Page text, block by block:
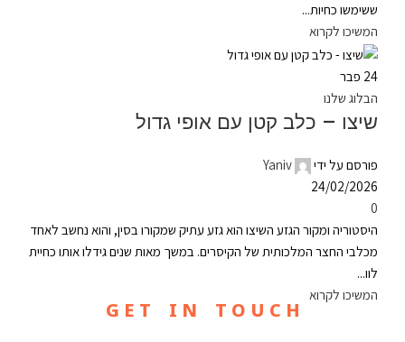
ששימשו כחיות...
המשיכו לקרוא
24 פבר
הבלוג שלנו
שיצו – כלב קטן עם אופי גדול
פורסם על ידי
Yaniv
24/02/2026
0
היסטוריה ומקור הגזע השיצו הוא גזע עתיק שמקורו בסין, והוא נחשב לאחד
מכלבי החצר המלכותית של הקיסרים. במשך מאות שנים גידלו אותו כחיית
לוו...
המשיכו לקרוא
G E T I N T O U C H